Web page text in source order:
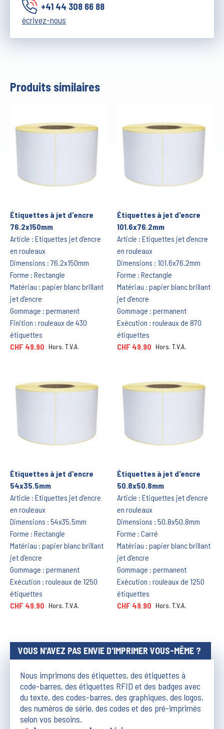
+41 44 308 66 88
écrivez-nous
Produits similaires
Étiquettes à jet d'encre
76.2x150mm
Article : Etiquettes jet d'encre
en rouleaux
Dimensions : 76.2x150mm
Forme : Rectangle
Matériau : papier blanc brillant
jet d'encre
Gommage : permanent
Finition : rouleaux de 430
étiquettes
CHF 49.90 Hors. T.V.A.
Étiquettes à jet d'encre
101.6x76.2mm
Article : Etiquettes jet d'encre
en rouleaux
Dimensions : 101.6x76.2mm
Forme : Rectangle
Matériau : papier blanc brillant
jet d'encre
Gommage : permanent
Exécution : rouleaux de 870
étiquettes
CHF 49.90 Hors. T.V.A.
Étiquettes à jet d'encre
54x35.5mm
Article : Etiquettes jet d'encre
en rouleaux
Dimensions : 54x35.5mm
Forme : Rectangle
Matériau : papier blanc brillant
jet d'encre
Gommage : permanent
Exécution : rouleaux de 1250
étiquettes
CHF 49.90 Hors. T.V.A.
Étiquettes à jet d'encre
50.8x50.8mm
Article : Etiquettes jet d'encre
en rouleaux
Dimensions : 50.8x50.8mm
Forme : Carré
Matériau : papier blanc brillant
jet d'encre
Gommage : permanent
Exécution : rouleaux de 1250
étiquettes
CHF 49.90 Hors. T.V.A.
VOUS N'AVEZ PAS ENVIE D'IMPRIMER VOUS-MÊME ?
Nous imprimons des étiquettes, des étiquettes à
code-barres, des étiquettes RFID et des badges avec
du texte, des codes-barres, des graphiques, des logos,
des numéros de série, des codes et des pré-imprimés
selon vos besoins.